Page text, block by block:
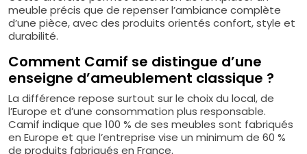
meuble précis que de repenser l’ambiance complète
d’une pièce, avec des produits orientés confort, style et
durabilité.
Comment Camif se distingue d’une
enseigne d’ameublement classique ?
La différence repose surtout sur le choix du local, de
l’Europe et d’une consommation plus responsable.
Camif indique que 100 % de ses meubles sont fabriqués
en Europe et que l’entreprise vise un minimum de 60 %
de produits fabriqués en France.